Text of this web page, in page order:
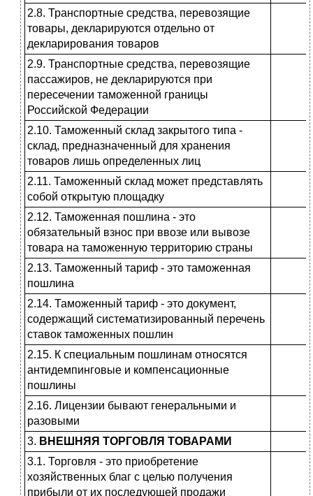
2.8. Транспортные средства, перево­зящие
товары, декларируются от­дельно от
декларирования товаров
2.9. Транспортные средства, перево­зящие
пассажиров, не деклариру­ются при
пересечении таможенной границы
Российской Федерации
2.10. Таможенный склад закрытого типа -
склад, предназначенный для хранения
товаров лишь определен­ных лиц
2.11. Таможенный склад может представлять
собой открытую пло­щадку
2.12. Таможенная пошлина - это
обязательный взнос при ввозе или вывозе
товара на таможенную терри­торию страны
2.13. Таможенный тариф - это тамо­женная
пошлина
2.14. Таможенный тариф - это доку­мент,
содержащий систематизиро­ванный перечень
ставок тамо­женных пошлин
2.15. К специальным пошлинам от­носятся
антидемпинговые и компен­сационные
пошлины
2.16. Лицензии бывают генеральны­ми и
разовыми
3. ВНЕШНЯЯ ТОРГОВЛЯ ТОВАРАМИ
3.1. Торговля - это приобретение
хозяйственных благ с целью полу­чения
прибыли от их последующей продажи